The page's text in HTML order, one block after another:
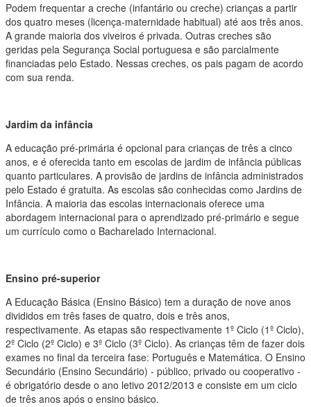
Podem frequentar a creche (infantário ou creche) crianças a partir
dos quatro meses (licença-maternidade habitual) até aos três anos.
A grande maioria dos viveiros é privada. Outras creches são
geridas pela Segurança Social portuguesa e são parcialmente
financiadas pelo Estado. Nessas creches, os pais pagam de acordo
com sua renda.
Jardim da infância
A educação pré-primária é opcional para crianças de três a cinco
anos, e é oferecida tanto em escolas de jardim de infância públicas
quanto particulares. A provisão de jardins de infância administrados
pelo Estado é gratuita. As escolas são conhecidas como Jardins de
Infância. A maioria das escolas internacionais oferece uma
abordagem internacional para o aprendizado pré-primário e segue
um currículo como o Bacharelado Internacional.
Ensino pré-superior
A Educação Básica (Ensino Básico) tem a duração de nove anos
divididos em três fases de quatro, dois e três anos,
respectivamente. As etapas são respectivamente 1º Ciclo (1º Ciclo),
2º Ciclo (2º Ciclo) e 3º Ciclo (3º Ciclo). As crianças têm de fazer dois
exames no final da terceira fase: Português e Matemática. O Ensino
Secundário (Ensino Secundário) - público, privado ou cooperativo -
é obrigatório desde o ano letivo 2012/2013 e consiste em um ciclo
de três anos após o ensino básico.